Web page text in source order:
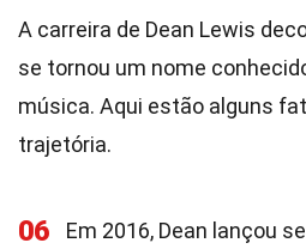
A carreira de Dean Lewis
se tornou um nome
música. Aqui estão alguns
trajetória.
06
Em 2016, Dean lançou